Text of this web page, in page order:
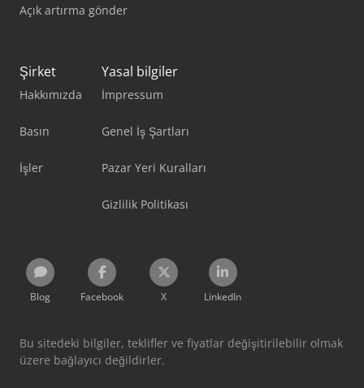
Açık artırma gönder
Şirket
Hakkımızda
Basın
İşler
Yasal bilgiler
İmpressum
Genel İş Şartları
Pazar Yeri Kuralları
Gizlilik Politikası
Blog Facebook X LinkedIn
Bu sitedeki bilgiler, teklifler ve fiyatlar değişitirilebilir olmak
üzere bağlayıcı değildirler.